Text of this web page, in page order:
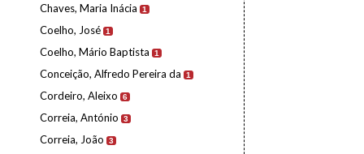
Chaves, Maria Inácia 1
Coelho, José 1
Coelho, Mário Baptista 1
Conceição, Alfredo Pereira da 1
Cordeiro, Aleixo 6
Correia, António 3
Correia, João 3